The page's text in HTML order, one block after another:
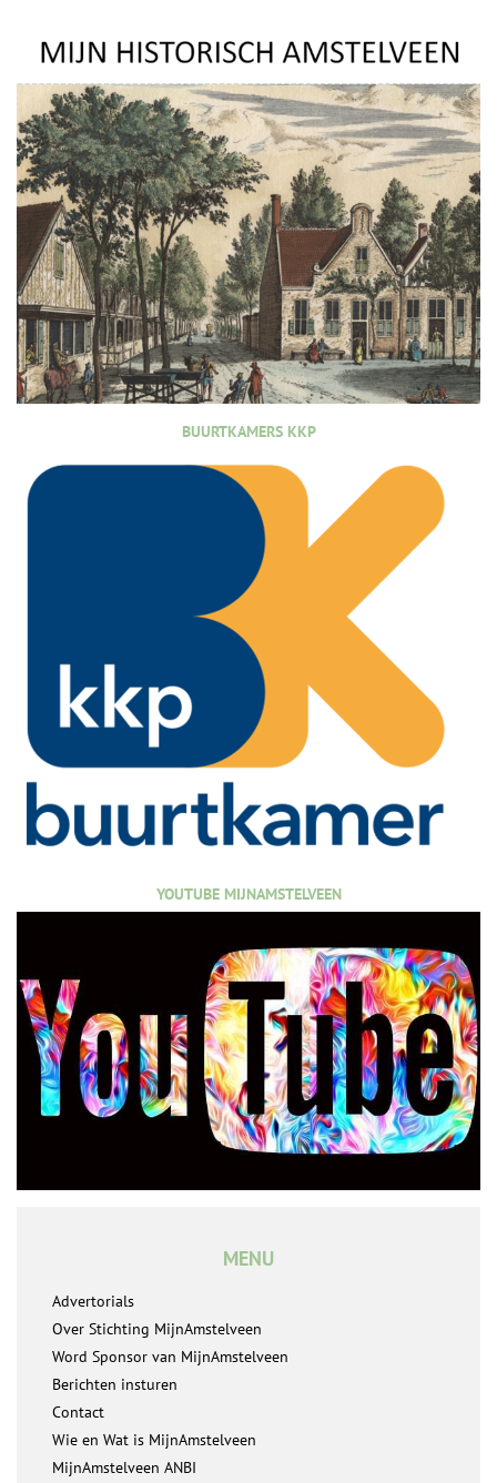
BUURTKAMERS KKP
YOUTUBE MIJNAMSTELVEEN
MENU
Advertorials
Over Stichting MijnAmstelveen
Word Sponsor van MijnAmstelveen
Berichten insturen
Contact
Wie en Wat is MijnAmstelveen
MijnAmstelveen ANBI